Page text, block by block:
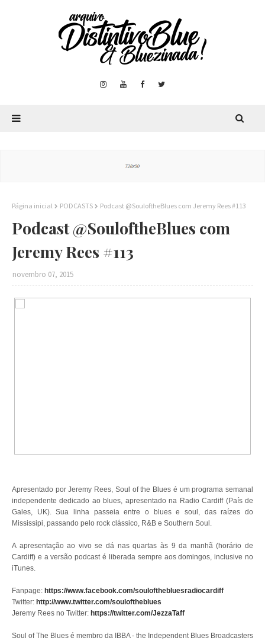
Página inicial PODCASTS Podcast @SouloftheBlues com Jeremy Rees #113
Podcast @SouloftheBlues com
Jeremy Rees #113
novembro 07, 2015
Apresentado por Jeremy Rees, Soul of the Blues é um programa semanal
independente dedicado ao blues, apresentado na Radio Cardiff (País de
Gales, UK). Sua linha passeia entre o blues e soul, das raízes do
Mississipi, passando pelo rock clássico, R&B e Southern Soul.
A apresentação ao vivo se dá nas quartas às 9 da manhã (horário de
Cardiff) e a versão podcast é liberada sempre aos domingos, inclusive no
iTunes.
Fanpage: https://www.facebook.com/soulofthebluesradiocardiff
Twitter: http://www.twitter.com/souloftheblues
Jeremy Rees no Twitter: https://twitter.com/JezzaTaff
Soul of The Blues é membro da IBBA - the Independent Blues Broadcasters